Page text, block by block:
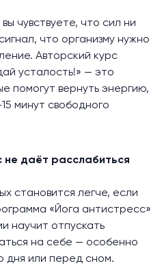
чувствуете, что сил ни
что организму нужно
Авторский курс
усталость!» — это
помогут вернуть энергию,
минут свободного
не даёт расслабиться
становится легче, если
«Йога антистресс»
научит отпускать
на себе — особенно
дня или перед сном.